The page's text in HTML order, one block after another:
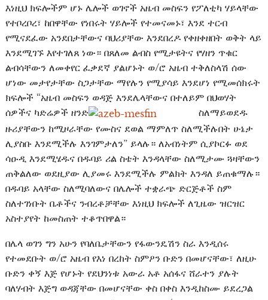
እነዚህ ክፍሎችም ሆኑ ሌሎች ወገኖች አዜብ መስፍን የፖለቲካ ሃይላቸው
የተቦረቦረ፣ ከበዋቸው የነበሩት ሃይሎች የተመናመኑ፣ እንደ ተርብ
የሚናደፈው አንደበታቸውና ባህሪያቸው እንደበረዶ የቀዘቀዘበት ወቅት ላይ
እንደሚገኙ እየተገለጸ ነው። በጸለመ ልብስ የሚታዩትና የሃዘን ጥቁር
ልብሳቸውን ለመቀየር ፈቃደኛ ያልሆኑት ወ/ሮ አዜብ ተቅለስላሽ ሰው
ሆነው መታየታቸው ስጋታቸው ማየሉን የሚያሳይ እንደሆነ የሚመሰክሩት
ክፍሎች “አዜብ መስፍን ወዳጅ እንደሌላቸውና በተለይም በህወሃት
ሰዎችና ካድሬዎች ዘንድ
ስለማይወደዱ
ዙሪያቸውን ከሚዞራቸው የሙስና ደወል ማምለጥ ስለሚችሉበት ሁኔታ
ሊያስቡ እንደሚችሉ እንገምታለን” ይላሉ። ለአብነትም ሲያኮርፉ ወደ
ሳዑዲ እንደሚሄዱና በዱባይ ሪል ስቴት እንዳላቸው ስለሚታሙ ጓዛቸውን
ጠቅልለው ወደዚያው ሊያመሩ እንደሚችሉ ምልክት እንዳለ ይጠቁማሉ።
በዱባይ አላቸው ስለሚባለውና በሌሎች ተቋራጭ ድርጅቶች ስም
ስለተገነቡት ቤቶችና ንብረቶቻቸው እነዚህ ክፍሎች ለጊዜው ዝርዝር
አስተያየት ከመስጠት ተቆጥበዋል።
በሌላ ወገን ግን አሁን የባለቤታቸውን የፋውንዴሽን ስራ እንዲሰሩ
የተመደቡት ወ/ሮ አዜብ የእነ በረከት ስምዖን ቡድን በመሆናቸው፣ ለዚሁ
ቡድን ቀኝ እጅ የሆኑት የደህንነቱ አውራ አቶ አሰፋና ሸራተን ያሉት
ባለሃብት እጅግ ወዳጃቸው በመሆናቸው ቀስ በቀስ እንዲከስሙ ይደረጋል